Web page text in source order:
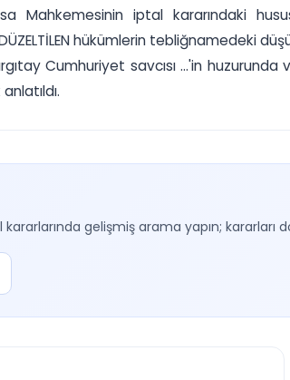
Mahkemesinin iptal kararındaki
hükümlerin tebliğnamedeki
Cumhuriyet savcısı ...'in
gelişmiş arama yapın;